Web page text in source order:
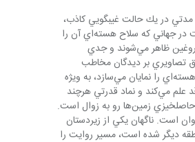
براي لحظه‌هاي كوتاه سيراب مي‌كند و پس از مدتي در يك حالت غيبگويي كاذب،
آب جاري را به بهانه عدم اعتياد و وابستگي به آن را هم قطع مي‌كند. چنين است در جهاني كه سلاح هسته‌اي آن را
نابود كرده است، ديكتاتورها به قول يك فيلسوف زماني كه در قالب يك مصلح دروغين ظاهر مي‌شوند و جدي
گاهي پيام فيلم از طريق تصاويري بر ديدگان مخاطب
گشوده مي‌شود كه نشانه‌هاي بارزي در بطن خود دارد كه اين دنياي ديوانه پسا هسته‌اي را نمايان مي‌سازد، به ويژه
نمايي كه در آن، گلخانه‌اي سرسبز در دل آن همه خشكي با ثروت آب انحصاري قد علم مي‌كند و نماد قدرتي هرچند
موقت يك سيستم سرمايه‌دار غربي در همان جهان پساهسته‌اي است كه در آن حاصلخيزي زمين‌ها رو به زوال است.
و نعمات فراوان است. ناگهان يكي از زيردستان
ديگر شده است، مسير روايت را